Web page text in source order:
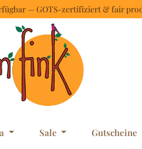
— GOTS-zertifiziert & fair
Sale Gutscheine